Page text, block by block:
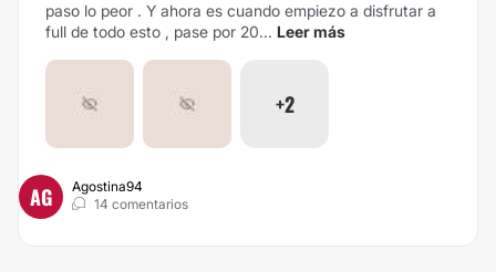
paso lo peor . Y ahora es cuando empiezo a disfrutar a
full de todo esto , pase por 20... Leer más
+2
AG
Agostina94
14 comentarios